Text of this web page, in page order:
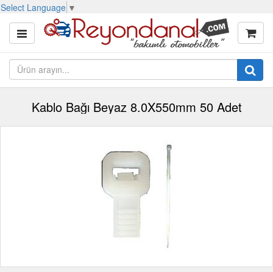
Select Language ▼
Kablo Bağı Beyaz 8.0X550mm 50 Adet